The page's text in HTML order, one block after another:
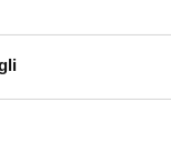
Genova, La